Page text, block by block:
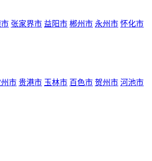
张家界市 益阳市 郴州市 永州市 怀化市
市 贵港市 玉林市 百色市 贺州市 河池市